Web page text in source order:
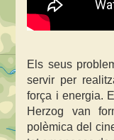
Els seus
servir per
força i energia.
Herzog van
polèmica del